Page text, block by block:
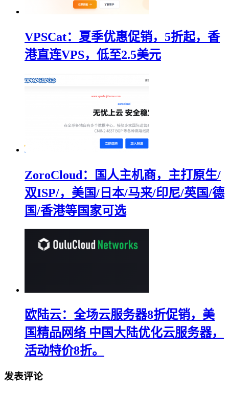
VPSCat：夏季优惠促销，5折起，香
港直连VPS，低至2.5美元
ZoroCloud：国人主机商，主打原生/
双ISP/，美国/日本/马来/印尼/英国/德
国/香港等国家可选
欧陆云：全场云服务器8折促销，美
国精品网络 中国大陆优化云服务器，
活动特价8折。
发表评论